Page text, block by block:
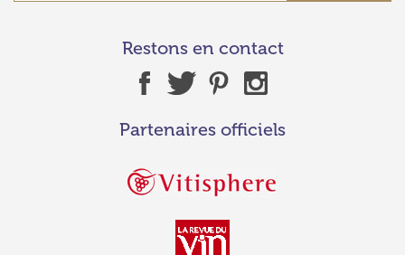
Restons en contact
Partenaires officiels